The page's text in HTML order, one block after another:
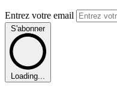
Entrez votre email
S'abonner
Loading...